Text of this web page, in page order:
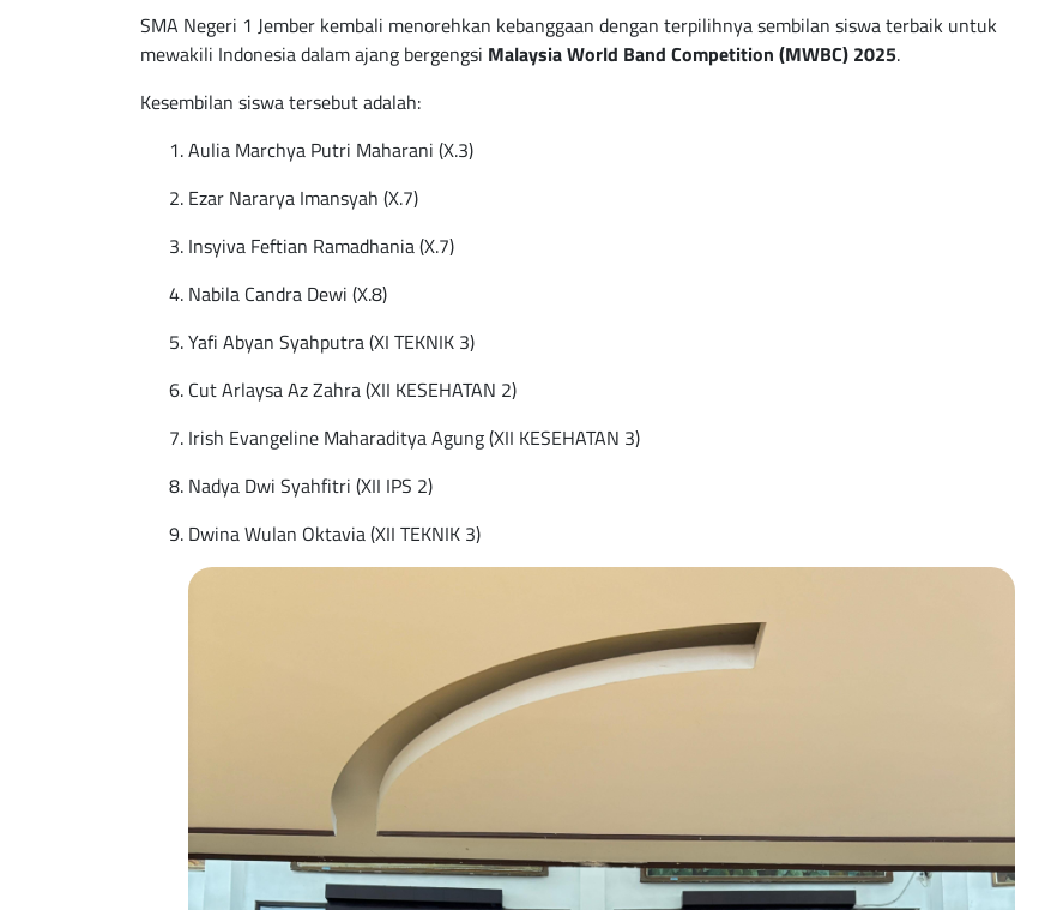
SMA Negeri 1 Jember kembali menorehkan kebanggaan dengan terpilihnya sembilan siswa terbaik untuk
mewakili Indonesia dalam ajang bergengsi Malaysia World Band Competition (MWBC) 2025.
Kesembilan siswa tersebut adalah:
Aulia Marchya Putri Maharani (X.3)
Ezar Nararya Imansyah (X.7)
Insyiva Feftian Ramadhania (X.7)
Nabila Candra Dewi (X.8)
Yafi Abyan Syahputra (XI TEKNIK 3)
Cut Arlaysa Az Zahra (XII KESEHATAN 2)
Irish Evangeline Maharaditya Agung (XII KESEHATAN 3)
Nadya Dwi Syahfitri (XII IPS 2)
Dwina Wulan Oktavia (XII TEKNIK 3)